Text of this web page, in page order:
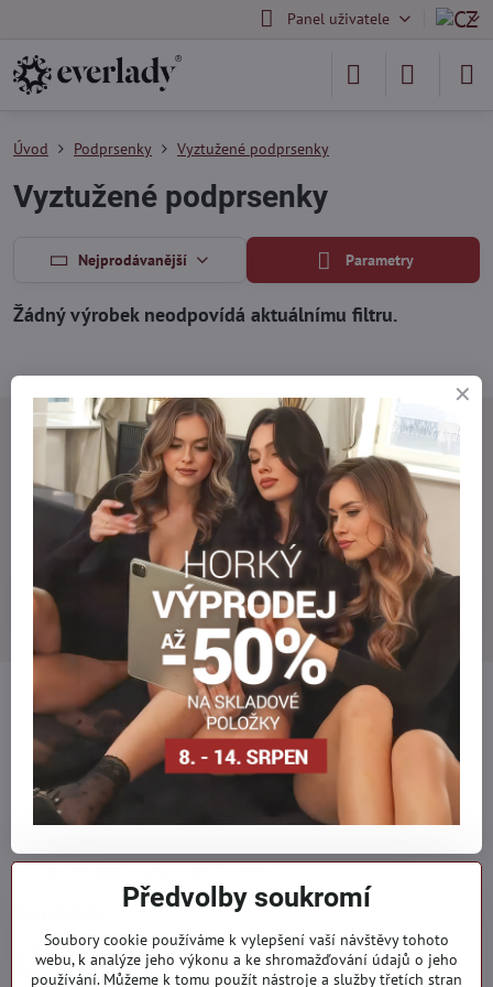
Panel uživatele
Úvod Podprsenky Vyztužené podprsenky
Vyztužené podprsenky
Nejprodávanější Parametry
Newsletter
Odebírat naše novinky:
Odebírat
Vše k nákupu
Objednávky
Kategórie
Facebook Instagram Pinterest
+421 919 060 751
Pondělí - Pátek : 09:00 - 15:00 hod.
Předvolby soukromí
Soubory cookie používáme k vylepšení vaší návštěvy tohoto
webu, k analýze jeho výkonu a ke shromažďování údajů o jeho
používání. Můžeme k tomu použít nástroje a služby třetích stran